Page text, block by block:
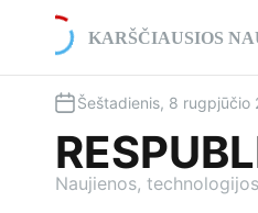
KARŠČIAUSIOS
Pradedama A2
Ukmerge:
Šeštadienis, 8 rugpjūčio
Naujienos,